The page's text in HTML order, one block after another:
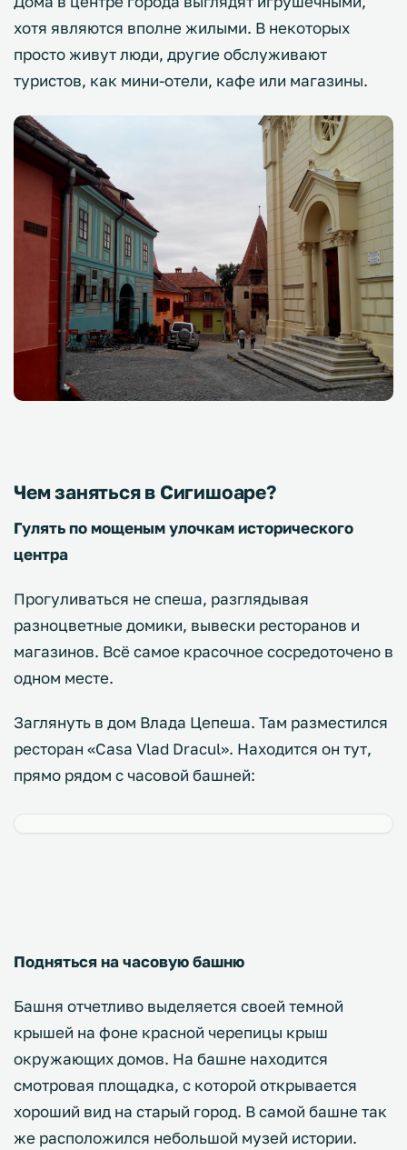
хотя являются вполне жилыми. В некоторых
просто живут люди, другие обслуживают
туристов, как мини-отели, кафе или магазины.
Чем заняться в Сигишоаре?
Гулять по мощеным улочкам исторического
центра
Прогуливаться не спеша, разглядывая
разноцветные домики, вывески ресторанов и
магазинов. Всё самое красочное сосредоточено в
одном месте.
Заглянуть в дом Влада Цепеша. Там разместился
ресторан «Casa Vlad Dracul». Находится он тут,
прямо рядом с часовой башней:
Подняться на часовую башню
Башня отчетливо выделяется своей темной
крышей на фоне красной черепицы крыш
окружающих домов. На башне находится
смотровая площадка, с которой открывается
хороший вид на старый город. В самой башне так
же расположился небольшой музей истории.